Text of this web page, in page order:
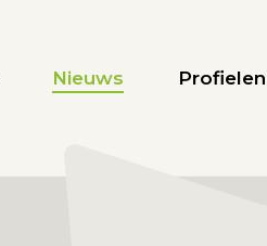
Nieuws Profielen